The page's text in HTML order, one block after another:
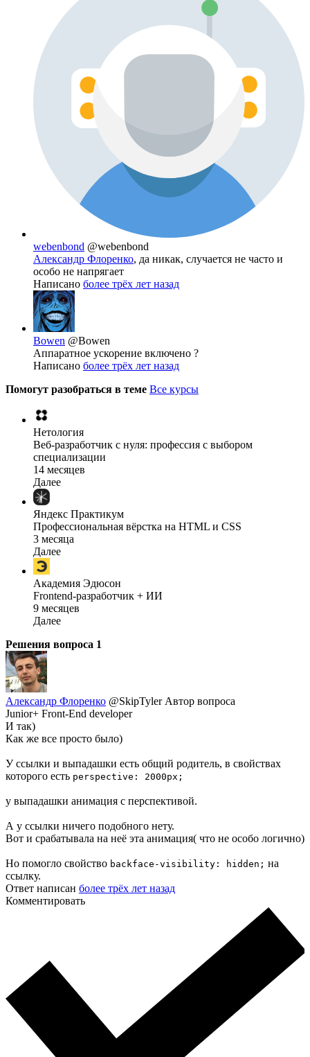
webenbond @webenbond
Александр Флоренко, да никак, случается не часто и
особо не напрягает
Написано более трёх лет назад
Bowen @Bowen
Аппаратное ускорение включено ?
Написано более трёх лет назад
Помогут разобраться в теме Все курсы
Нетология
Веб-разработчик с нуля: профессия с выбором
специализации
14 месяцев
Далее
Яндекс Практикум
Профессиональная вёрстка на HTML и CSS
3 месяца
Далее
Академия Эдюсон
Frontend-разработчик + ИИ
9 месяцев
Далее
Решения вопроса 1
Александр Флоренко @SkipTyler Автор вопроса
Junior+ Front-End developer
И так)
Как же все просто было)
У ссылки и выпадашки есть общий родитель, в свойствах
которого есть perspective: 2000px;
у выпадашки анимация с перспективой.
А у ссылки ничего подобного нету.
Вот и срабатывала на неё эта анимация( что не особо логично)
Но помогло свойство backface-visibility: hidden; на
ссылку.
Ответ написан более трёх лет назад
Комментировать